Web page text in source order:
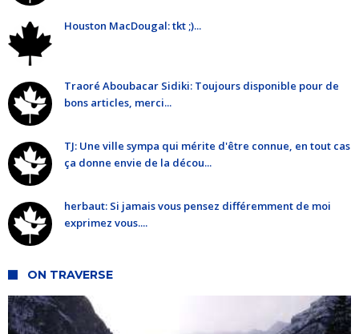
Houston MacDougal: tkt ;)...
Traoré Aboubacar Sidiki: Toujours disponible pour de
bons articles, merci...
TJ: Une ville sympa qui mérite d'être connue, en tout cas
ça donne envie de la décou...
herbaut: Si jamais vous pensez différemment de moi
exprimez vous....
ON TRAVERSE